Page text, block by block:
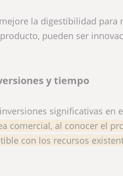
la digestibilidad para
pueden ser
y tiempo
significativas en
comercial, al conocer el
con los recursos